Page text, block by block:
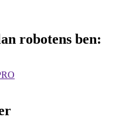
robotens ben: